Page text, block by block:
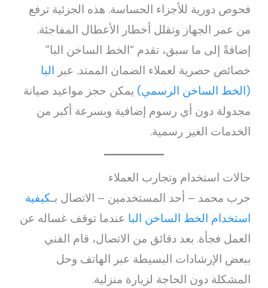
فحوص دورية للأجزاء الحساسة. هذه الجزئية ترفع
من عمر الجهاز وتقلل أخطار الأعطال المفاجئة.
إضافةً إلى ما سبق، تقدم “الخط الساخن البا”
خصائص حصرية لعملاء الضمان الممتد. عبر البا
(الخط الساخن الرسمي) يمكن حجز مواعيد صيانة
مجدولة دون أي رسوم إضافية وبسرعة أكبر من
الخدمات الغير رسمية.
حالات استخدام وتجارب العملاء
جرب محمد – أحد المستخدمين – الاتصال بـكيفية
استخدام الخط الساخن البا عندما توقف غساله عن
العمل فجأة. بعد دقائق من الاتصال، قام الفني
ببعض الإرشادات البسيطة عبر الهاتف وحل
المشكلة دون الحاجة لزيارة منزلية.